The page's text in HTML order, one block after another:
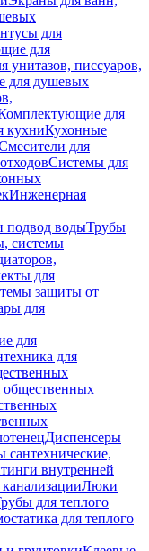
для
для
унитазов, писсуаров,
для душевых
для
кухниКухонные
для
Системы для
Инженерная
подвод водыТрубы
системы
для
защиты от
для
для
для
общественных
Диспенсеры
сантехнические,
внутренней
Люки
для теплого
для теплого